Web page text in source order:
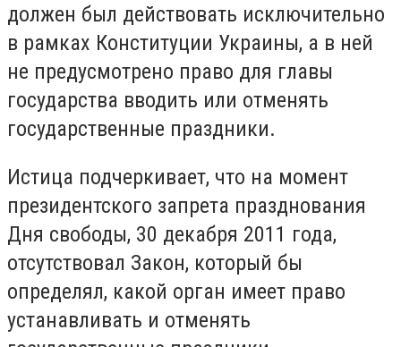
должен был действовать исключительно
в рамках Конституции Украины, а в ней
не предусмотрено право для главы
государства вводить или отменять
государственные праздники.
Истица подчеркивает, что на момент
президентского запрета празднования
Дня свободы, 30 декабря 2011 года,
отсутствовал Закон, который бы
определял, какой орган имеет право
устанавливать и отменять